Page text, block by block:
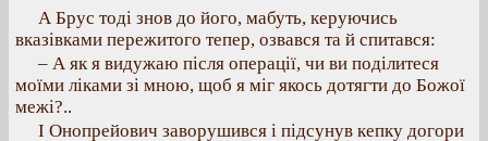
А Брус тоді знов до його, мабуть, керуючись
вказівками пережитого тепер, озвався та й спитався:
– А як я видужаю після операції, чи ви поділитеся
моїми ліками зі мною, щоб я міг якось дотягти до Божої
межі?..
І Онопрейович заворушився і підсунув кепку догори